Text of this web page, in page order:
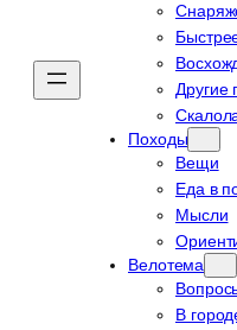
Другие
Походы
Вещи
Еда в
Мысли
Велотема
В